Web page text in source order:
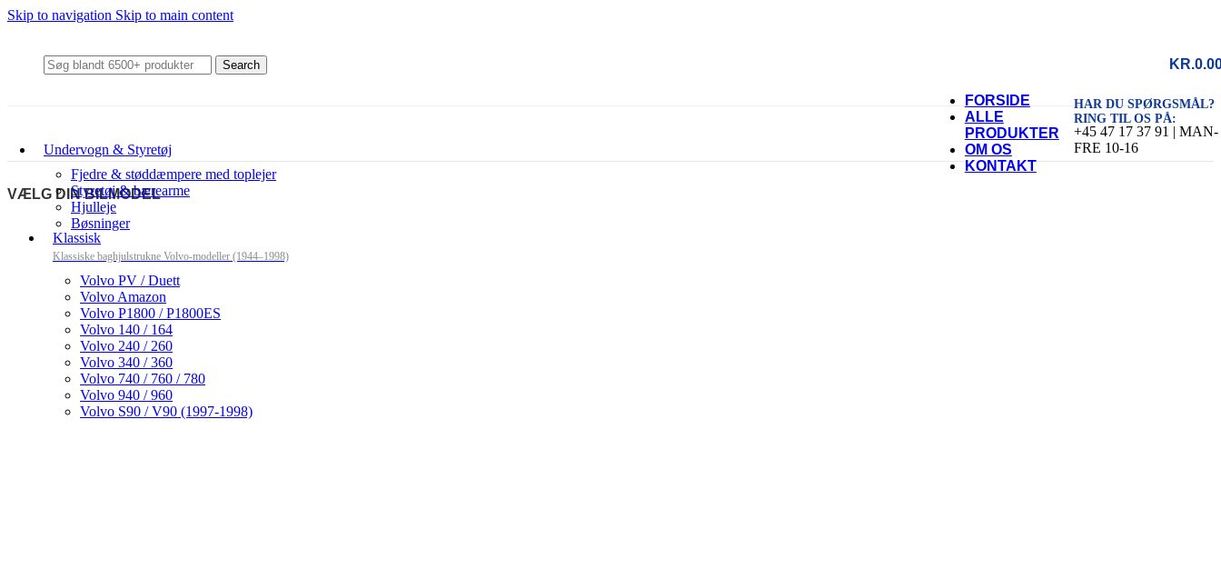
Skip to navigation Skip to main content
Search KR.
Undervogn & Styretøj
Fjedre & støddæmpere med toplejer
Styretøj & bærearme
Hjulleje
Bøsninger
FORSIDE
ALLE
PRODUKTER
OM OS
KONTAKT
HAR DU SPØRGSMÅL?
RING TIL OS PÅ:
+45 47 17 37 91 | MAN-
FRE 10-16
VÆLG DIN BILMODEL
Klassisk
Klassiske baghjulstrukne Volvo-modeller (1944–1998)
Volvo PV / Duett
Volvo Amazon
Volvo P1800 / P1800ES
Volvo 140 / 164
Volvo 240 / 260
Volvo 340 / 360
Volvo 740 / 760 / 780
Volvo 940 / 960
Volvo S90 / V90 (1997-1998)